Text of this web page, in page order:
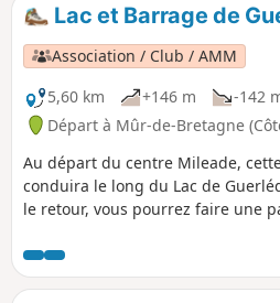
Lac et Barrage de
Association / Club / AMM
5,60 km
+146 m -142
Départ à Mûr-de-Bretagne
Au départ du centre Mileade,
conduira le long du Lac de
le retour, vous pourrez faire une